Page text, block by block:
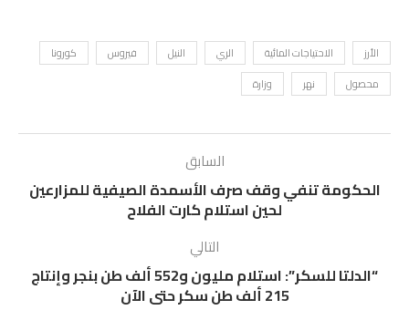
الأرز الاحتياجات المائية الري النيل فيروس
كورونا
محصول
نهر وزارة
السابق
الحكومة تنفي وقف صرف الأسمدة الصيفية للمزارعين
لحين استلام كارت الفلاح
التالي
“الدلتا للسكر”: استلام مليون و552 ألف طن بنجر وإنتاج
215 ألف طن سكر حتى الآن‪